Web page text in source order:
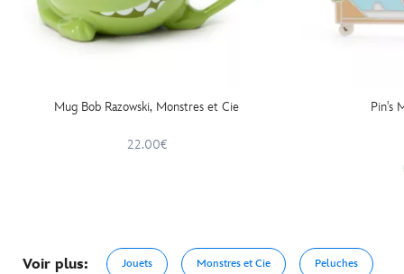
Mug Bob Razowski, Monstres et Cie
22.00€
Pin's
Voir plus: Jouets Monstres et Cie Peluches